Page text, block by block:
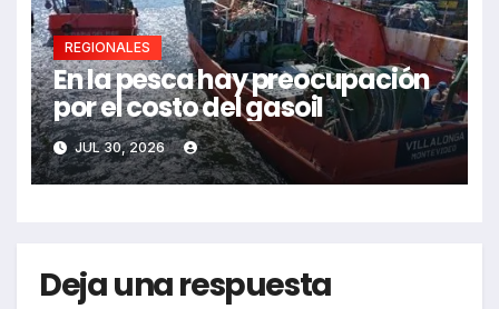
REGIONALES
En la pesca hay preocupación
por el costo del gasoil
JUL 30, 2026
Deja una respuesta